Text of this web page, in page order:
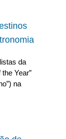
da
Year”
na